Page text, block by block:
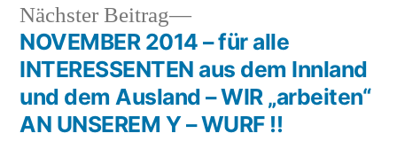
Beitragsnavigation
Nächster Beitrag
Nächster
Beitrag:
NOVEMBER 2014 – für alle
INTERESSENTEN aus dem Innland
und dem Ausland – WIR „arbeiten“
AN UNSEREM Y – WURF !!